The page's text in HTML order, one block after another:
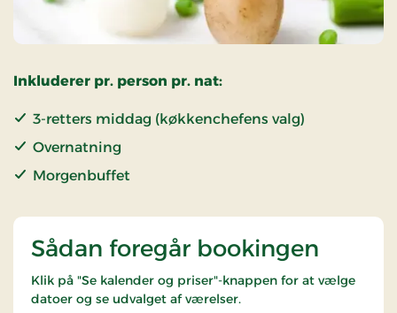
Inkluderer pr. person pr. nat:
3-retters middag (køkkenchefens valg)
Overnatning
Morgenbuffet
Sådan foregår bookingen
Klik på "Se kalender og priser"-knappen for at vælge
datoer og se udvalget af værelser.